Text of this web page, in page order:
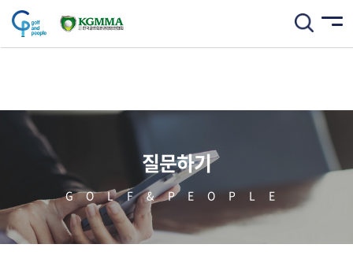
질문하기
GOLF&PEOPLE